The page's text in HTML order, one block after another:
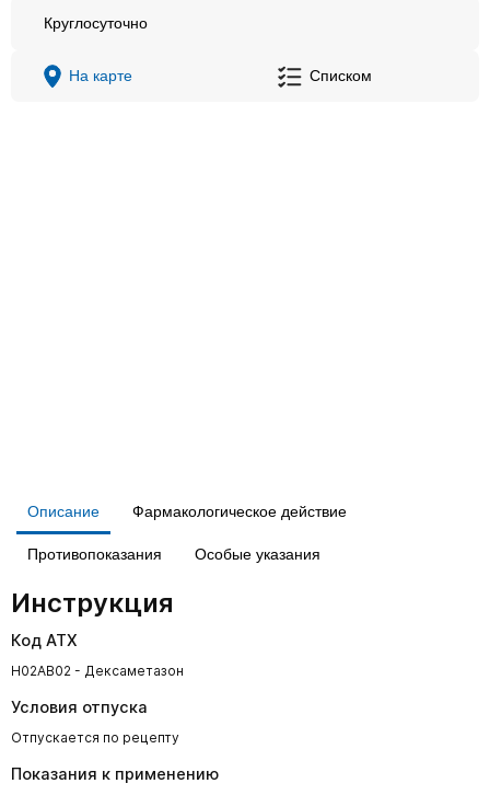
Круглосуточно
На карте Списком
Описание Фармакологическое действие
Противопоказания Особые указания
Инструкция
Код АТХ
H02AB02 - Дексаметазон
Условия отпуска
Отпускается по рецепту
Показания к применению